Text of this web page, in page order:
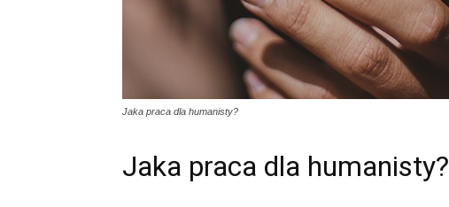
Jaka praca dla humanisty?
Jaka praca dla humanisty?